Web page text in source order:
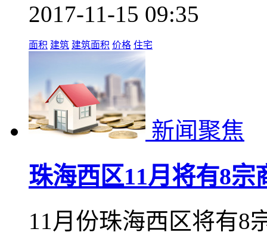
2017-11-15 09:35
面积 建筑 建筑面积 价格 住宅
新闻聚焦
珠海西区11月将有8宗
11月份珠海西区将有8